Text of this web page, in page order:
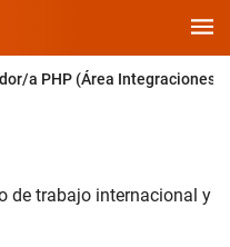
a PHP (Área Integraciones)
de trabajo internacional y